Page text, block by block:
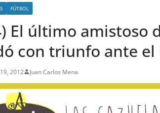
FÚTBOL
El último amistoso
con triunfo ante el
2012 Juan Carlos Mena